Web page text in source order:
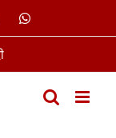
WhatsApp